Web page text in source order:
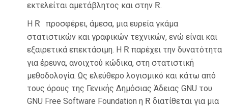
εκτελείται αμετάβλητος και στην R.
Η R προσφέρει, άμεσα, μια ευρεία γκάμα
στατιστικών και γραφικών τεχνικών, ενώ είναι και
εξαιρετικά επεκτάσιμη. Η R παρέχει την δυνατότητα
για έρευνα, ανοιχτού κώδικα, στη στατιστική
μεθοδολογία. Ως ελεύθερο λογισμικό και κάτω από
τους όρους της Γενικής Δημόσιας Άδειας GNU του
GNU Free Software Foundation η R διατίθεται για μια